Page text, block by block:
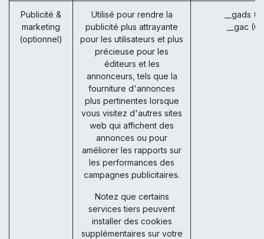
Publicité &
marketing
(optionnel)
Utilisé pour rendre la
publicité plus attrayante
pour les utilisateurs et plus
précieuse pour les
éditeurs et les
annonceurs, tels que la
fourniture d'annonces
plus pertinentes lorsque
vous visitez d'autres sites
web qui affichent des
annonces ou pour
améliorer les rapports sur
les performances des
campagnes publicitaires.
Notez que certains
services tiers peuvent
installer des cookies
supplémentaires sur votre
__gads
__gac